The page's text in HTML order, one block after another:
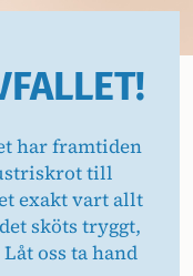
har framtiden
till
exakt vart allt
sköts tryggt,
oss ta hand